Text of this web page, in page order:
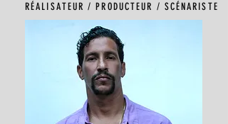
RÉALISATEUR / PRODUCTEUR / SCÉNARISTE